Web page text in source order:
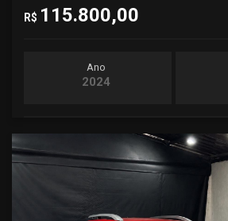
R$ 115.800,00
Ano
2024